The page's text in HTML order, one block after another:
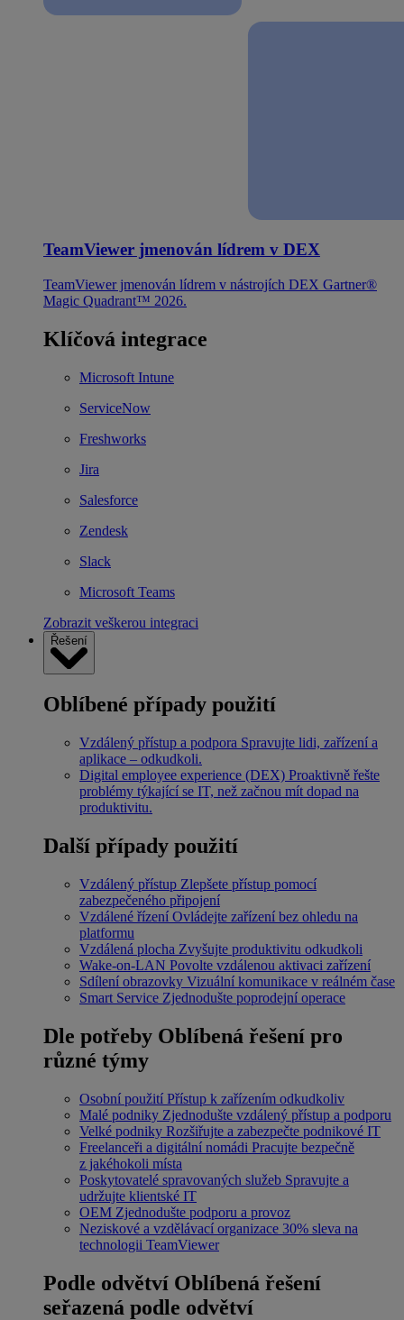
TeamViewer jmenován lídrem v DEX
TeamViewer jmenován lídrem v nástrojích DEX Gartner®
Magic Quadrant™ 2026.
Klíčová integrace
Microsoft Intune
ServiceNow
Freshworks
Jira
Salesforce
Zendesk
Slack
Microsoft Teams
Zobrazit veškerou integraci
Řešení
Oblíbené případy použití
Vzdálený přístup a podpora Spravujte lidi, zařízení a
aplikace – odkudkoli.
Digital employee experience (DEX) Proaktivně řešte
problémy týkající se IT, než začnou mít dopad na
produktivitu.
Další případy použití
Vzdálený přístup Zlepšete přístup pomocí
zabezpečeného připojení
Vzdálené řízení Ovládejte zařízení bez ohledu na
platformu
Vzdálená plocha Zvyšujte produktivitu odkudkoli
Wake-on-LAN Povolte vzdálenou aktivaci zařízení
Sdílení obrazovky Vizuální komunikace v reálném čase
Smart Service Zjednodušte poprodejní operace
Dle potřeby Oblíbená řešení pro
různé týmy
Osobní použití Přístup k zařízením odkudkoliv
Malé podniky Zjednodušte vzdálený přístup a podporu
Velké podniky Rozšiřujte a zabezpečte podnikové IT
Freelanceři a digitální nomádi Pracujte bezpečně
z jakéhokoli místa
Poskytovatelé spravovaných služeb Spravujte a
udržujte klientské IT
OEM Zjednodušte podporu a provoz
Neziskové a vzdělávací organizace 30% sleva na
technologii TeamViewer
Podle odvětví Oblíbená řešení
seřazená podle odvětví